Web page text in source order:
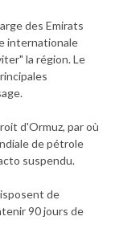
des Emirats
internationale
la région. Le
d'Ormuz, par où
de pétrole
suspendu.
de
90 jours de